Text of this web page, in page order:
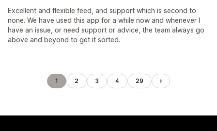
Excellent and flexible feed, and support which is second to
none. We have used this app for a while now and whenever I
have an issue, or need support or advice, the team always go
above and beyond to get it sorted.
1 2 3 4 29